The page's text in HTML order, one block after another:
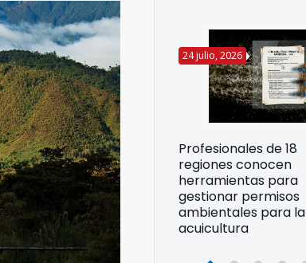
8 julio, 2026
Más de 30 expertos
generan acuerdos para
lograr acuicultura
sostenible y resiliente en
Perú
24 julio, 2026
Profesionales de 18
regiones conocen
herramientas para
gestionar permisos
ambientales para la
acuicultura